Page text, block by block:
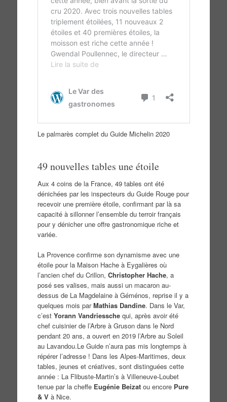
Le palmarès complet du Guide Michelin 2020
49 nouvelles tables une étoile
Aux 4 coins de la France, 49 tables ont été
dénichées par les inspecteurs du Guide Rouge pour
recevoir une première étoile, confirmant par là sa
capacité à sillonner l’ensemble du terroir français
pour y dénicher une offre gastronomique riche et
variée.
La Provence confirme son dynamisme avec une
étoile pour la Maison Hache à Eygalières où
l’ancien chef du Crillon, Christopher Hache, a
posé ses valises, mais aussi un macaron au-
dessus de La Magdelaine à Géménos, reprise il y a
quelques mois parMathias Dandine. Dans le Var,
c’est Yorann Vandriessche qui, après avoir été
chef cuisinier de l’Arbre à Gruson dans le Nord
pendant 20 ans, a ouvert en 2019 l’Arbre au Soleil
au Lavandou.Le Guide n’aura pas mis longtemps à
répérer l’adresse ! Dans les Alpes-Maritimes, deux
tables, jeunes et créatives, sont distinguées cette
année : La Flibuste-Martin’s à Villeneuve-Loubet
tenue par la cheffe Eugénie Beizatou encore Pure
& Và Nice.